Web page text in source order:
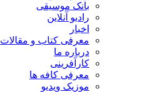
بانک موسیقی
رادیو آنلاین
اخبار
معرفی کتاب و مقالات
درباره ما
کارآفرینی
معرفی کافه ها
موزیک ویدیو